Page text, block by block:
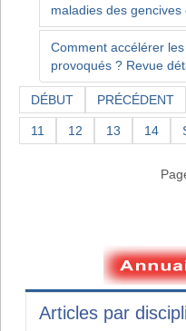
maladies des
Comment accélérer
provoqués ? Revue
DÉBUT PRÉCÉDENT
11 12 13 14
Articles par